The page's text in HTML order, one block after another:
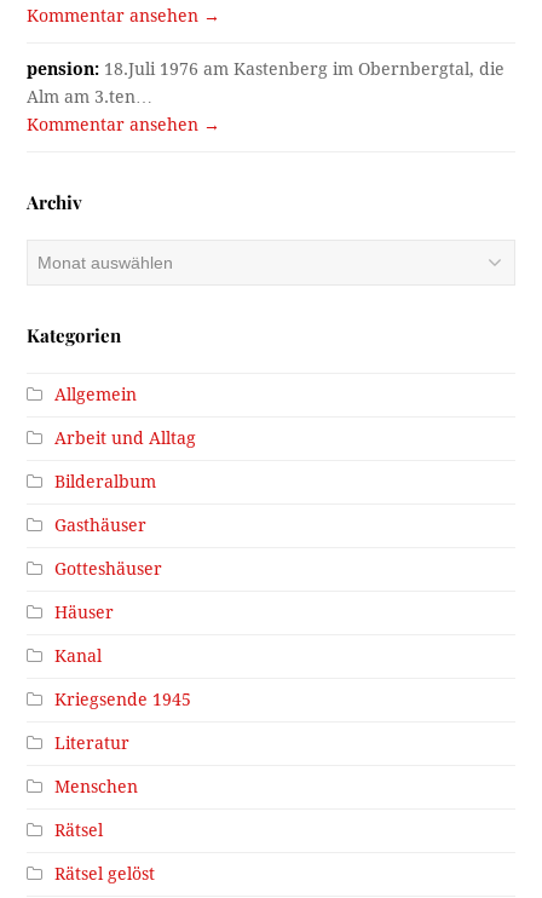
Kommentar ansehen →
pension: 18.Juli 1976 am Kastenberg im Obernbergtal, die
Alm am 3.ten…
Kommentar ansehen →
Archiv
Archiv
Kategorien
Allgemein
Arbeit und Alltag
Bilderalbum
Gasthäuser
Gotteshäuser
Häuser
Kanal
Kriegsende 1945
Literatur
Menschen
Rätsel
Rätsel gelöst